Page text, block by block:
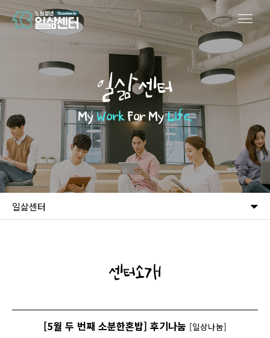
일삶센터
MyWorkFor MyLife.
일삶센터
센터소개
[5월 두 번째 소분한혼밥] 후기나눔 [일상나눔]